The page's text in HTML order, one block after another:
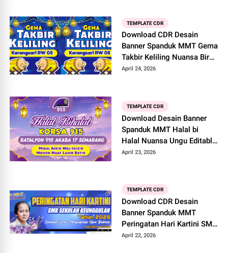
TEMPLATE CDR
Download CDR Desain
Banner Spanduk MMT Gema
Takbir Keliling Nuansa Biru
Islami Editable di
April 24, 2026
TEMPLATE CDR
Download Desain Banner
Spanduk MMT Halal bi
Halal Nuansa Ungu Editable
di CorelDRAW X7
April 23, 2026
TEMPLATE CDR
Download CDR Desain
Banner Spanduk MMT
Peringatan Hari Kartini SMK
Nuansa Biru Estetik Editable
April 22, 2026